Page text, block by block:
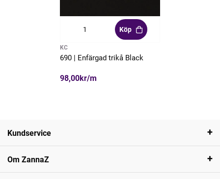
Köp
KC
690 | Enfärgad trikå Black
98,00kr/m
Kundservice
Om ZannaZ